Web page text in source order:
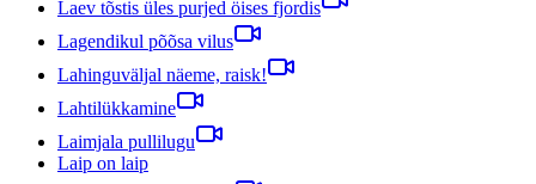
Laev tõstis üles purjed öises fjordis
Lagendikul põõsa vilus
Lahinguväljal näeme, raisk!
Lahtilükkamine
Laimjala pullilugu
Laip on laip